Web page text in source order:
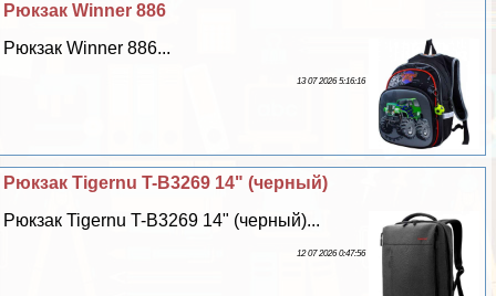
Рюкзак Winner 886
Рюкзак Winner 886...
13 07 2026 5:16:16
Рюкзак Tigernu T-B3269 14" (черный)
Рюкзак Tigernu T-B3269 14" (черный)...
12 07 2026 0:47:56